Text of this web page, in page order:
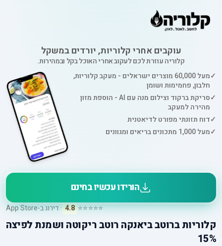
עוקבים אחרי קלוריות, יורדים במשקל
קלוריה עוזרת לכם לעקוב אחרי האוכל בקל ובמהירות.
✓
מעל 60,000 מוצרים ישראלים - מעקב קלוריות,
חלבון, פחמימות ושומן
✓
סריקת ברקוד וצילום מנה עם AI - הוספת מזון
מהירה למעקב
✓דוח תזונתי מפורט לדיאטנית
✓מעל 1,000 מתכונים בריאים ומגוונים
הורידו עכשיו בחינם
⭐⭐⭐⭐⭐
4.8 · דירוג ב-App Store
קלוריותברוטב ביאנקה רוטב ריקוטה ושמנת לפיצה
15%